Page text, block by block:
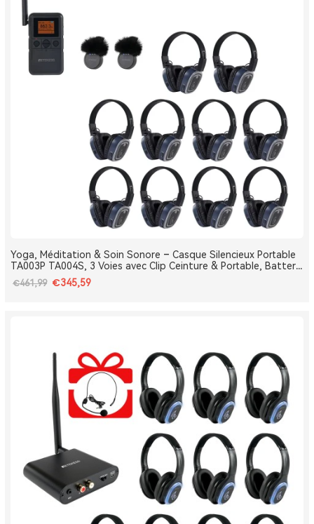
Yoga, Méditation & Soin Sonore – Casque Silencieux Portable
TA003P TA004S, 3 Voies avec Clip Ceinture & Portable, Batterie
Amovible, Bluetooth, Bass Boost
€461,99 €345,59